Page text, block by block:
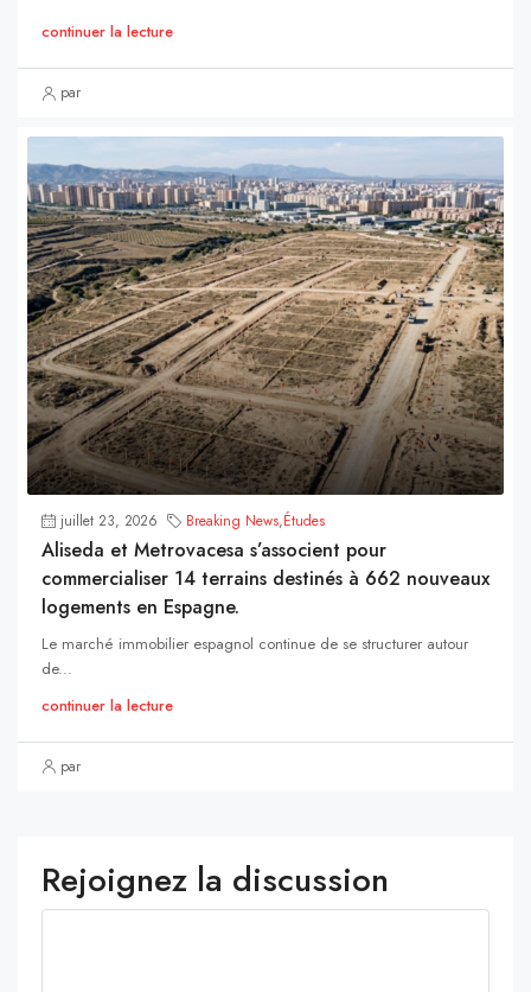
continuer la lecture
par
juillet 23, 2026 Breaking News,Études
Aliseda et Metrovacesa s’associent pour
commercialiser 14 terrains destinés à 662 nouveaux
logements en Espagne.
Le marché immobilier espagnol continue de se structurer autour
de...
continuer la lecture
par
Rejoignez la discussion